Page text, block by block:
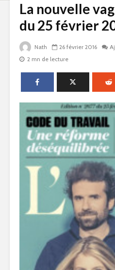
La nouvelle
du 25 février
Nath 26 février 2016
2 mn de lecture